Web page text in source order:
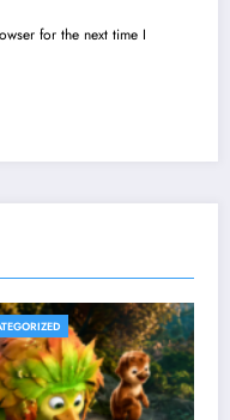
for the next time I